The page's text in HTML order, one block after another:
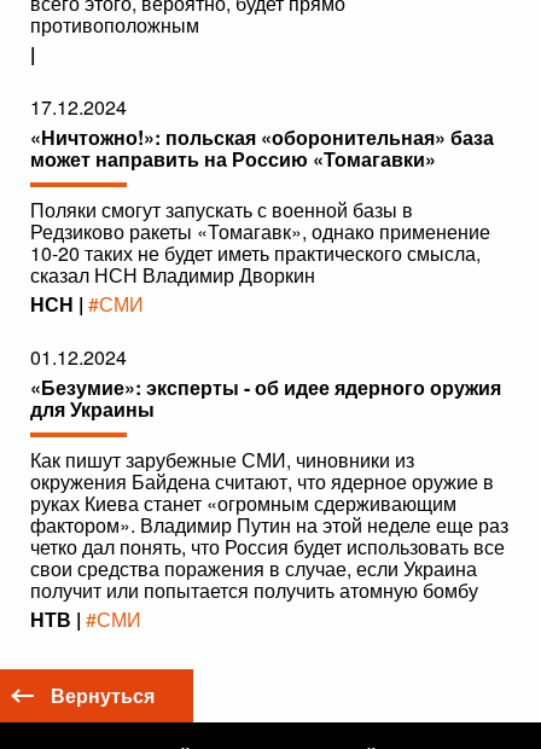
противоположным
|
17.12.2024
«Ничтожно!»: польская «оборонительная» база
может направить на Россию «Томагавки»
Поляки смогут запускать с военной базы в
Редзиково ракеты «Томагавк», однако применение
10-20 таких не будет иметь практического смысла,
сказал НСН Владимир Дворкин
НСН | #СМИ
01.12.2024
«Безумие»: эксперты - об идее ядерного оружия
для Украины
Как пишут зарубежные СМИ, чиновники из
окружения Байдена считают, что ядерное оружие в
руках Киева станет «огромным сдерживающим
фактором». Владимир Путин на этой неделе еще раз
четко дал понять, что Россия будет использовать все
свои средства поражения в случае, если Украина
получит или попытается получить атомную бомбу
НТВ | #СМИ
Вернуться